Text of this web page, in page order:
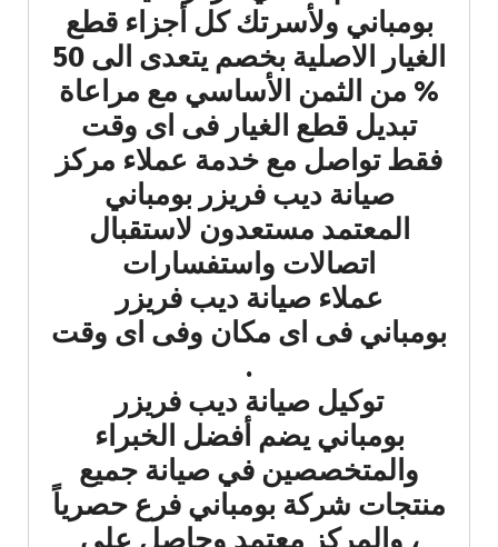
بومباني ولأسرتك كل أجزاء قطع
الغيار الاصلية بخصم يتعدى الى 50
% من الثمن الأساسي مع مراعاة
تبديل قطع الغيار فى اى وقت
فقط تواصل مع خدمة عملاء مركز
صيانة ديب فريزر بومباني
المعتمد مستعدون لاستقبال
اتصالات واستفسارات
عملاء صيانة ديب فريزر
بومباني فى اى مكان وفى اى وقت
.
توكيل صيانة ديب فريزر
بومباني يضم أفضل الخبراء
والمتخصصين في صيانة جميع
منتجات شركة بومباني فرع حصرياً
، والمركز معتمد وحاصل على